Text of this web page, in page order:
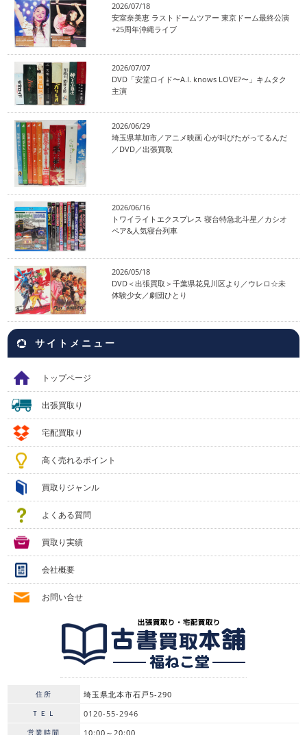
2026/07/18
安室奈美恵 ラストドームツアー 東京ドーム最終公演
+25周年沖縄ライブ
2026/07/07
DVD「安堂ロイド〜A.I. knows LOVE?〜」キムタク
主演
2026/06/29
埼玉県草加市／アニメ映画 心が叫びたがってるんだ
／DVD／出張買取
2026/06/16
トワイライトエクスプレス 寝台特急北斗星／カシオ
ペア&人気寝台列車
2026/05/18
DVD＜出張買取＞千葉県花見川区より／ウレロ☆未
体験少女／劇団ひとり
サイトメニュー
トップページ
出張買取り
宅配買取り
高く売れるポイント
買取りジャンル
よくある質問
買取り実績
会社概要
お問い合せ
住所 埼玉県北本市石戸5-290
ＴＥＬ 0120-55-2946
営業時間 10:00～20:00